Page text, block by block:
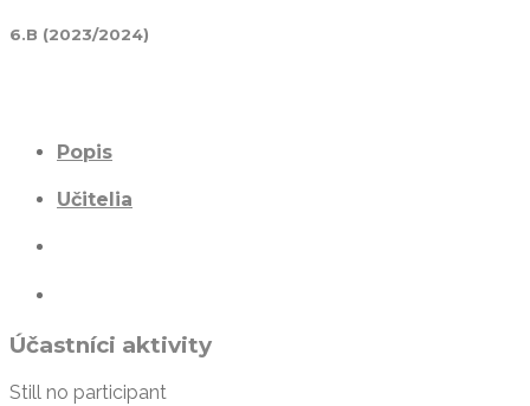
6.B (2023/2024)
Popis
Učitelia
Účastníci aktivity
Still no participant